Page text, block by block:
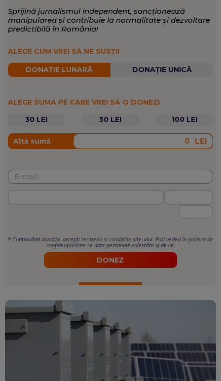
Sprijină jurnalismul independent, sancționează
manipularea și contribuie la normalitate și dezvoltare
predictibilă în România!
ALEGE CUM VREI SĂ NE SUSȚII
DONAȚIE LUNARĂ DONAȚIE UNICĂ
ALEGE SUMA PE CARE VREI SĂ O DONEZI
30 LEI
50 LEI 100 LEI
Altă sumă LEI
* Continuând donația, accepți termenii si condițiile site-ului. Poți vedea în politica de
confidențialitate ce date personale colectăm și de ce.
DONEZ